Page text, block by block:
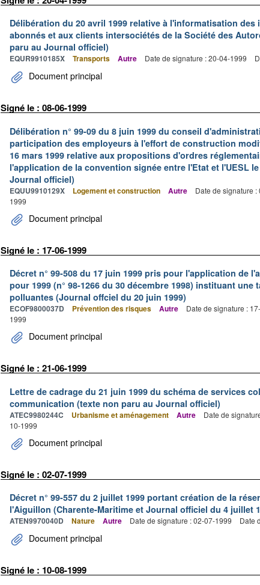
Délibération du 20 avril 1999 relative à l'informatisation
abonnés et aux clients intersociétés de la Société des
paru au Journal officiel)
EQUR9910185X Transports Autre Date de signature : 20-04-1999
Document principal
Signé le : 08-06-1999
Délibération n° 99-09 du 8 juin 1999 du conseil
participation des employeurs à l'effort de construction
16 mars 1999 relative aux propositions d'ordres
l'application de la convention signée entre l'Etat et l'UESL
Journal officiel)
EQUU9910129X Logement et construction Autre Date de signature :
1999
Document principal
Signé le : 17-06-1999
Décret n° 99-508 du 17 juin 1999 pris pour l'application de
pour 1999 (n° 98-1266 du 30 décembre 1998) instituant
polluantes (Journal offciel du 20 juin 1999)
ECOF9800037D Prévention des risques Autre Date de signature :
1999
Document principal
Signé le : 21-06-1999
Lettre de cadrage du 21 juin 1999 du schéma de services
communication (texte non paru au Journal officiel)
ATEC9980244C Urbanisme et aménagement Autre Date de
10-1999
Document principal
Signé le : 02-07-1999
Décret n° 99-557 du 2 juillet 1999 portant création de la
l'Aiguillon (Charente-Maritime et Journal officiel du 4 juillet
ATEN9970040D Nature Autre Date de signature : 02-07-1999 Date
Document principal
Signé le : 10-08-1999